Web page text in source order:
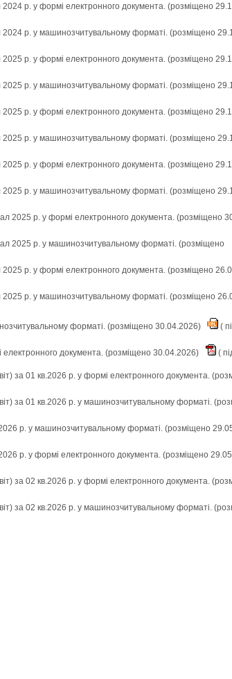
р. у формі електронного документа. (розміщено
2024 р. у машинозчитувальному форматі. (розміщено
р. у формі електронного документа. (розміщено
2025 р. у машинозчитувальному форматі. (розміщено
р. у формі електронного документа. (розміщено
2025 р. у машинозчитувальному форматі. (розміщено
р. у формі електронного документа. (розміщено
2025 р. у машинозчитувальному форматі. (розміщено
2025 р. у формі електронного документа. (розміщено
2025 р. у машинозчитувальному форматі. (розміщено
р. у формі електронного документа. (розміщено
2025 р. у машинозчитувальному форматі. (розміщено
форматі. (розміщено 30.04.2026)
(
документа. (розміщено 30.04.2026)
(
за 01 кв.2026 р. у формі електронного документа.
за 01 кв.2026 р. у машинозчитувальному форматі.
р. у машинозчитувальному форматі. (розміщено
р. у формі електронного документа. (розміщено
за 02 кв.2026 р. у формі електронного документа.
за 02 кв.2026 р. у машинозчитувальному форматі.